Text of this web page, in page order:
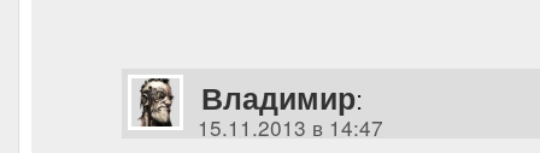
Владимир:
15.11.2013 в 14:47